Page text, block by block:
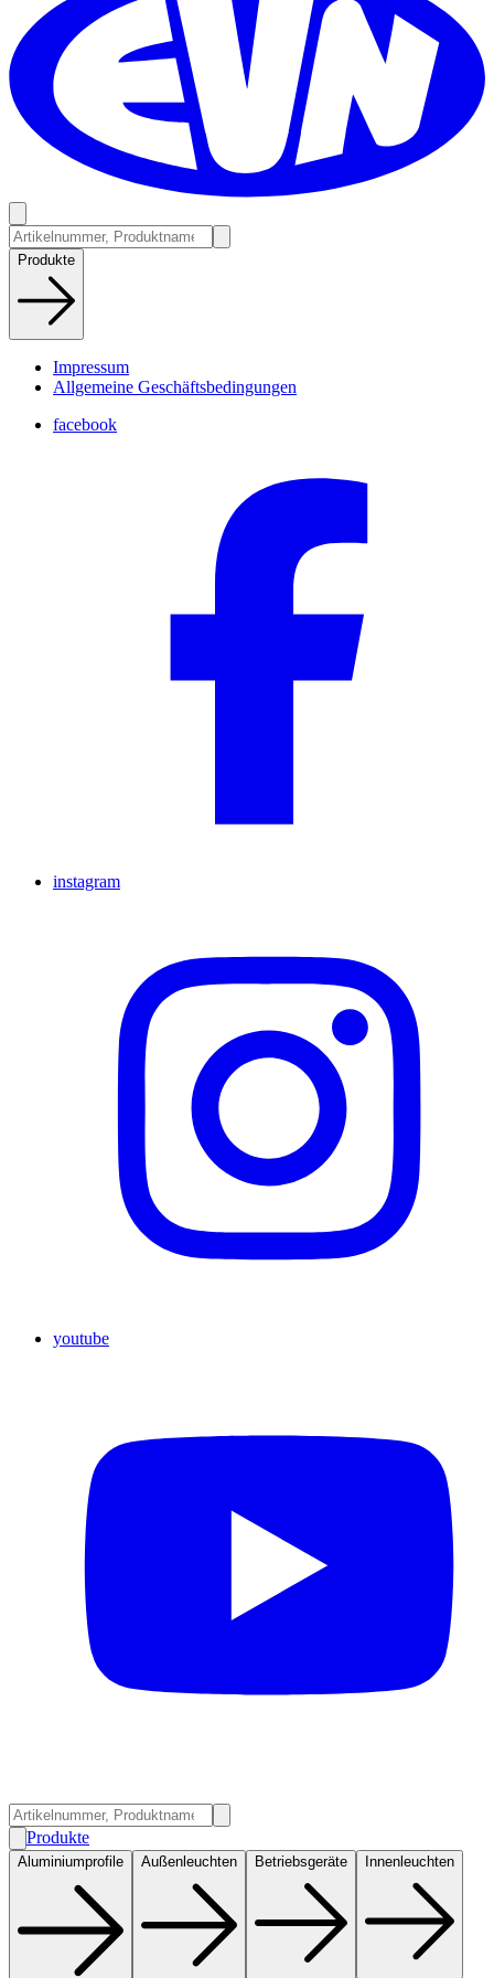
Produkte
Impressum
Allgemeine Geschäftsbedingungen
facebook
instagram
youtube
Produkte
Aluminiumprofile Außenleuchten Betriebsgeräte Innenleuchten